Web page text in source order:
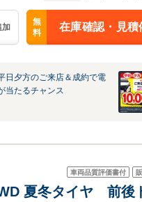
無
料
在庫確認・見積
日夕方のご来店＆成約で電
当たるチャンス
車両品質評価書付
夏冬タイヤ 前後